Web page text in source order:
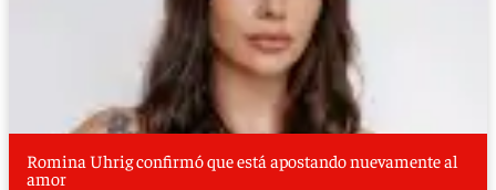
Romina Uhrig confirmó que está apostando nuevamente al
amor